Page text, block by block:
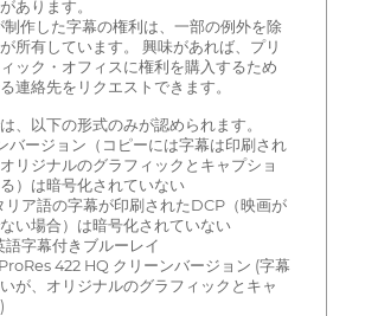
あります。
作した字幕の権利は、一部の例外を除
所有しています。 興味があれば、プリ
ック・オフィスに権利を購入するため
連絡先をリクエストできます。
、以下の形式のみが認められます。
バージョン（コピーには字幕は印刷され
リジナルのグラフィックとキャプショ
）は暗号化されていない
リア語の字幕が印刷されたDCP（映画が
い場合）は暗号化されていない
字幕付きブルーレイ
422 HQ クリーンバージョン (字幕
が、オリジナルのグラフィックとキャ